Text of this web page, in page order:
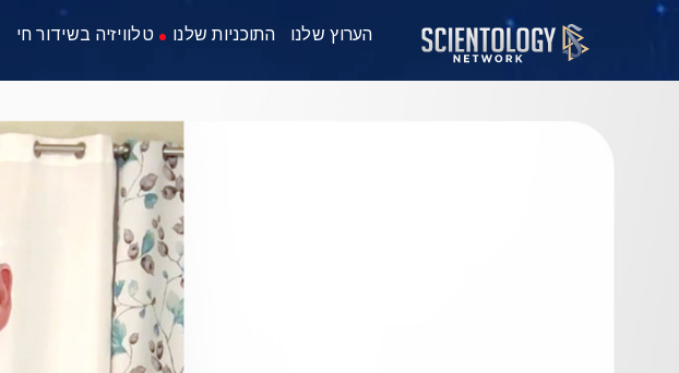
הערוץ שלנו התוכניות שלנו טלוויזיה בשידור חי